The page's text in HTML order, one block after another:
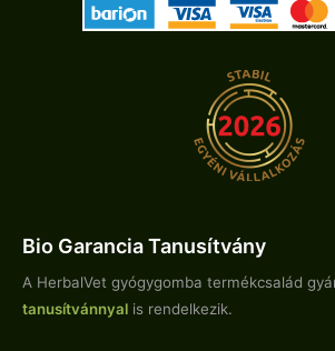
Bio Garancia Tanusítvány
A HerbalVet gyógygomba termékcsalád
tanusítvánnyal is rendelkezik.